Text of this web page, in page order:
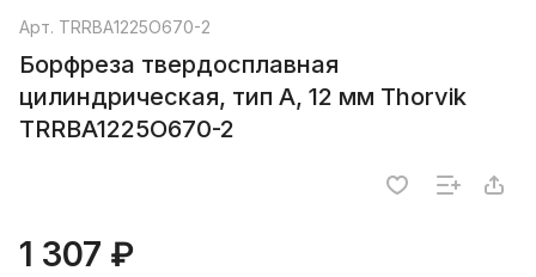
Арт. TRRBA1225O670-2
Борфреза твердосплавная
цилиндрическая, тип А, 12 мм Thorvik
TRRBA1225O670-2
1 307 ₽